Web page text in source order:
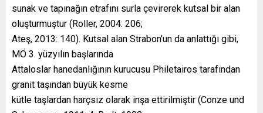
sunak ve tapınağın etrafını surla çevirerek kutsal bir alan
oluşturmuştur (Roller, 2004: 206;
Ateş, 2013: 140). Kutsal alan Strabon’un da anlattığı gibi,
MÖ 3. yüzyılın başlarında
Attaloslar hanedanlığının kurucusu Philetairos tarafından
granit taşından büyük kesme
kütle taşlardan harçsız olarak inşa ettirilmiştir (Conze und